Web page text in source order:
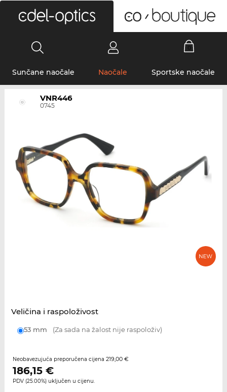
Sunčane naočale Naočale Sportske naočale
VNR446
0745
Veličina i raspoloživost
53 mm (Za sada na žalost nije raspoloživ)
Neobavezujuća preporučena cijena 219,00 €
186,15€
PDV (25.00%) uključen u cijenu.